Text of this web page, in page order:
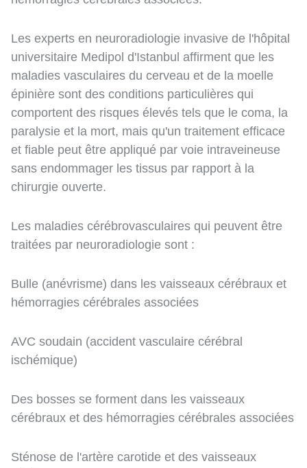
Les experts en neuroradiologie invasive de l'hôpital
universitaire Medipol d'Istanbul affirment que les
maladies vasculaires du cerveau et de la moelle
épinière sont des conditions particulières qui
comportent des risques élevés tels que le coma, la
paralysie et la mort, mais qu'un traitement efficace
et fiable peut être appliqué par voie intraveineuse
sans endommager les tissus par rapport à la
chirurgie ouverte.
Les maladies cérébrovasculaires qui peuvent être
traitées par neuroradiologie sont :
Bulle (anévrisme) dans les vaisseaux cérébraux et
hémorragies cérébrales associées
AVC soudain (accident vasculaire cérébral
ischémique)
Des bosses se forment dans les vaisseaux
cérébraux et des hémorragies cérébrales associées
Sténose de l'artère carotide et des vaisseaux